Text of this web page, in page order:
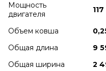
Мощность
двигателя
Объем ковша
Общая длина
9
Общая ширина
2